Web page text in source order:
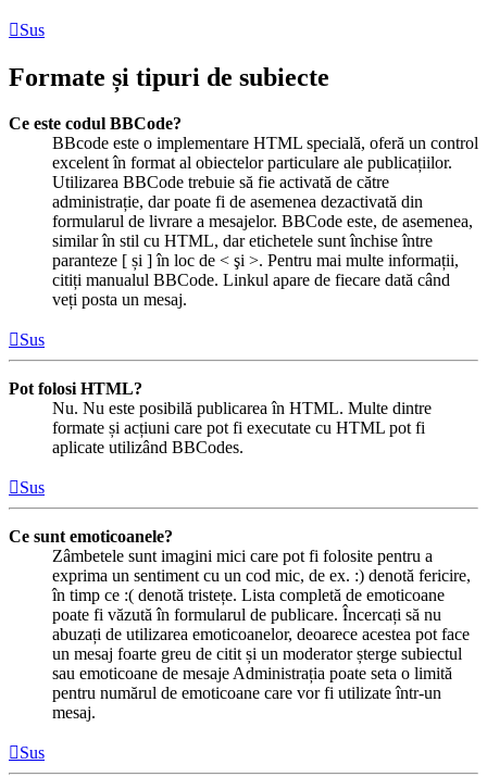
Sus
Formate și tipuri de subiecte
Ce este codul BBCode?
BBcode este o implementare HTML specială, oferă un control
excelent în format al obiectelor particulare ale publicațiilor.
Utilizarea BBCode trebuie să fie activată de către
administrație, dar poate fi de asemenea dezactivată din
formularul de livrare a mesajelor. BBCode este, de asemenea,
similar în stil cu HTML, dar etichetele sunt închise între
paranteze [ și ] în loc de < şi >. Pentru mai multe informații,
citiți manualul BBCode. Linkul apare de fiecare dată când
veți posta un mesaj.
Sus
Pot folosi HTML?
Nu. Nu este posibilă publicarea în HTML. Multe dintre
formate și acțiuni care pot fi executate cu HTML pot fi
aplicate utilizând BBCodes.
Sus
Ce sunt emoticoanele?
Zâmbetele sunt imagini mici care pot fi folosite pentru a
exprima un sentiment cu un cod mic, de ex. :) denotă fericire,
în timp ce :( denotă tristețe. Lista completă de emoticoane
poate fi văzută în formularul de publicare. Încercați să nu
abuzați de utilizarea emoticoanelor, deoarece acestea pot face
un mesaj foarte greu de citit și un moderator șterge subiectul
sau emoticoane de mesaje Administrația poate seta o limită
pentru numărul de emoticoane care vor fi utilizate într-un
mesaj.
Sus